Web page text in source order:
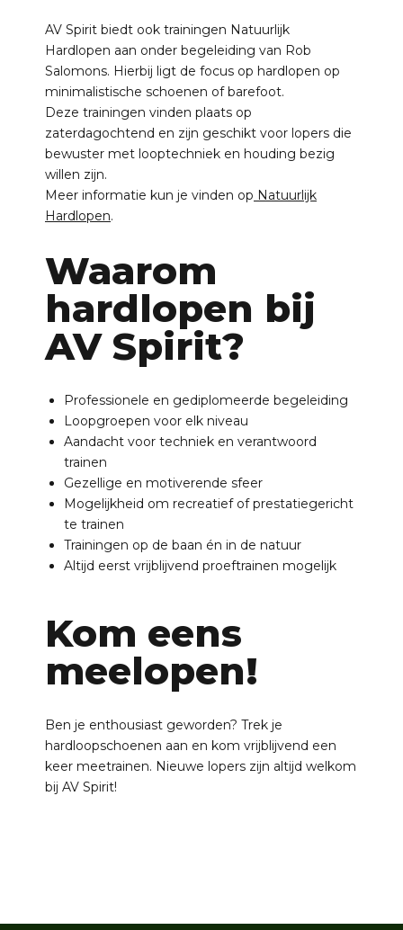
AV Spirit biedt ook trainingen Natuurlijk
Hardlopen aan onder begeleiding van Rob
Salomons. Hierbij ligt de focus op hardlopen op
minimalistische schoenen of barefoot.
Deze trainingen vinden plaats op
zaterdagochtend en zijn geschikt voor lopers die
bewuster met looptechniek en houding bezig
willen zijn.
Meer informatie kun je vinden op Natuurlijk
Hardlopen.
Waarom
hardlopen bij
AV Spirit?
Professionele en gediplomeerde begeleiding
Loopgroepen voor elk niveau
Aandacht voor techniek en verantwoord
trainen
Gezellige en motiverende sfeer
Mogelijkheid om recreatief of prestatiegericht
te trainen
Trainingen op de baan én in de natuur
Altijd eerst vrijblijvend proeftrainen mogelijk
Kom eens
meelopen!
Ben je enthousiast geworden? Trek je
hardloopschoenen aan en kom vrijblijvend een
keer meetrainen. Nieuwe lopers zijn altijd welkom
bij AV Spirit!